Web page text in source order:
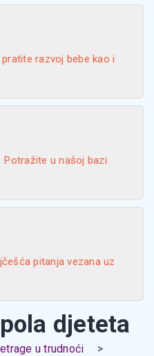
razvoj bebe kao i
Potražite u našoj bazi
pitanja vezana uz
djeteta
u trudnoći